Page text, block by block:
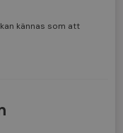
kännas som att